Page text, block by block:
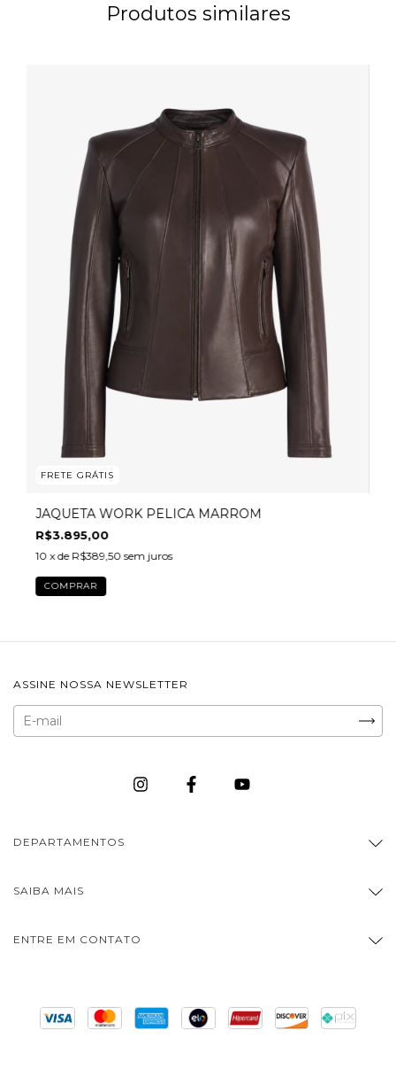
Produtos similares
FRETE GRÁTIS
JAQUETA WORK PELICA MARROM
R$3.895,00
10 x de R$389,50 sem juros
COMPRAR
ASSINE NOSSA NEWSLETTER
DEPARTAMENTOS
SAIBA MAIS
ENTRE EM CONTATO